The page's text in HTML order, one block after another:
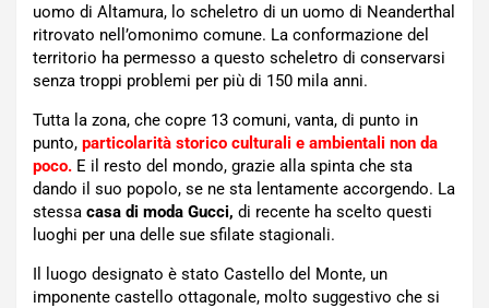
uomo di Altamura, lo scheletro di un uomo di Neanderthal
ritrovato nell’omonimo comune. La conformazione del
territorio ha permesso a questo scheletro di conservarsi
senza troppi problemi per più di 150 mila anni.
Tutta la zona, che copre 13 comuni, vanta, di punto in
punto, particolarità storico culturali e ambientali non da
poco. E il resto del mondo, grazie alla spinta che sta
dando il suo popolo, se ne sta lentamente accorgendo. La
stessa casa di moda Gucci, di recente ha scelto questi
luoghi per una delle sue sfilate stagionali.
Il luogo designato è stato Castello del Monte, un
imponente castello ottagonale, molto suggestivo che si